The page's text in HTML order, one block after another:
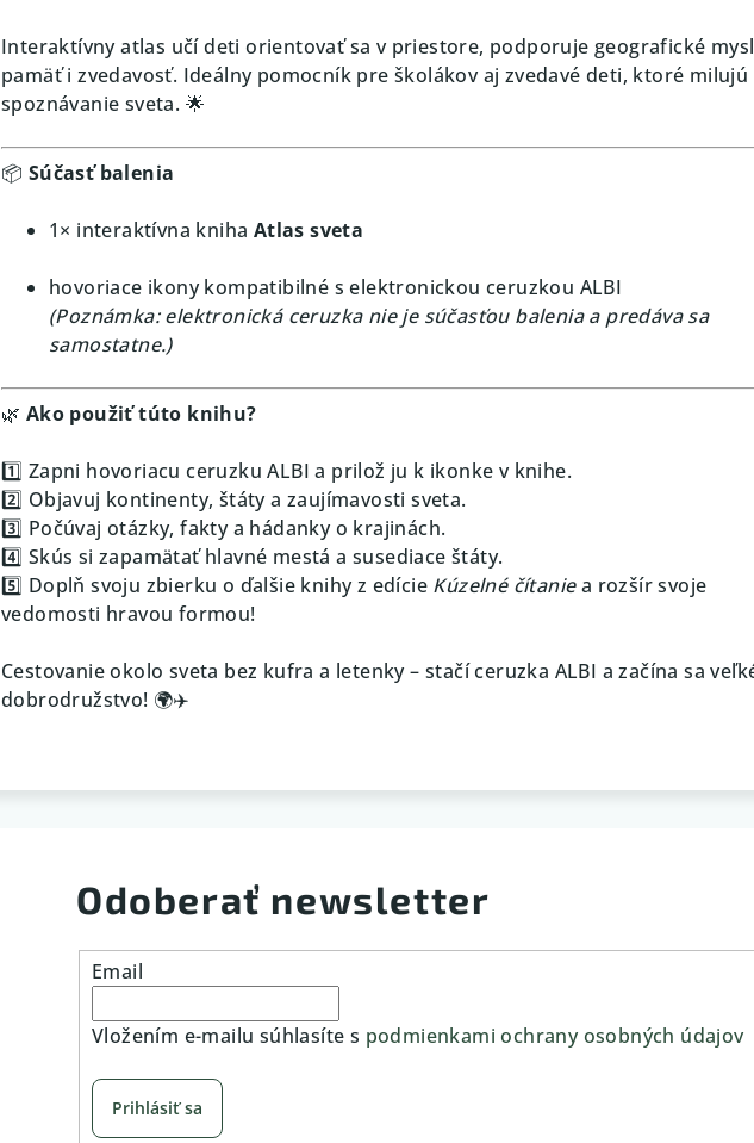
Interaktívny atlas učí deti orientovať sa v priestore, podporuje geografické
pamäť i zvedavosť. Ideálny pomocník pre školákov aj zvedavé deti, ktoré milujú
spoznávanie sveta. 🌟
📦 Súčasť balenia
1× interaktívna kniha Atlas sveta
hovoriace ikony kompatibilné s elektronickou ceruzkou ALBI
(Poznámka: elektronická ceruzka nie je súčasťou balenia a predáva sa
samostatne.)
🌿 Ako použiť túto knihu?
1️⃣ Zapni hovoriacu ceruzku ALBI a prilož ju k ikonke v knihe.
2️⃣ Objavuj kontinenty, štáty a zaujímavosti sveta.
3️⃣ Počúvaj otázky, fakty a hádanky o krajinách.
4️⃣ Skús si zapamätať hlavné mestá a susediace štáty.
5️⃣ Doplň svoju zbierku o ďalšie knihy z edície Kúzelné čítaniea rozšír svoje
vedomosti hravou formou!
Cestovanie okolo sveta bez kufra a letenky – stačí ceruzka ALBI a začína sa
dobrodružstvo! 🌍✈️
Odoberať newsletter
Email
Vložením e-mailu súhlasíte s podmienkami ochrany osobných údajov
Prihlásiť sa